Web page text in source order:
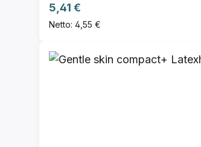
Regulärer Preis:
5,41 €
Netto: 4,55 €